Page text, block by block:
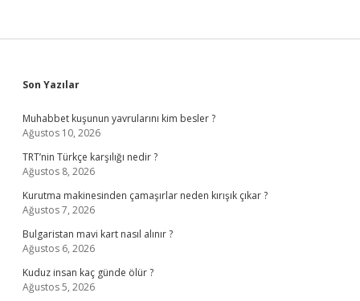
Sidebar
Son Yazılar
Muhabbet kuşunun yavrularını kim besler ?
Ağustos 10, 2026
TRT’nin Türkçe karşılığı nedir ?
Ağustos 8, 2026
Kurutma makinesinden çamaşırlar neden kırışık çıkar ?
Ağustos 7, 2026
Bulgaristan mavi kart nasıl alınır ?
Ağustos 6, 2026
Kuduz insan kaç günde ölür ?
Ağustos 5, 2026